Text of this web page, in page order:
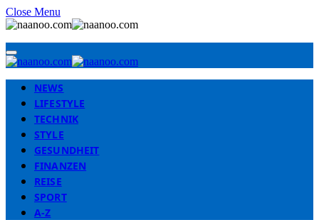
Close Menu
NEWS
LIFESTYLE
TECHNIK
STYLE
GESUNDHEIT
FINANZEN
REISE
SPORT
A-Z